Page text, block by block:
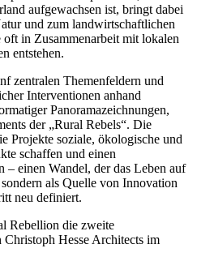
aufgewachsen ist, bringt dabei
und zum landwirtschaftlichen
in Zusammenarbeit mit lokalen
entstehen.
zentralen Themenfeldern und
Interventionen anhand
Panoramazeichnungen,
der „Rural Rebels“. Die
Projekte soziale, ökologische und
schaffen und einen
– einen Wandel, der das Leben auf
als Quelle von Innovation
neu definiert.
Rebellion die zweite
Hesse Architects im